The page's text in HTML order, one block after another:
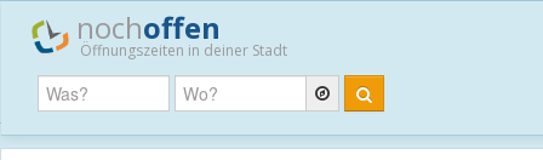
nochoffen
Öffnungszeiten in deiner Stadt